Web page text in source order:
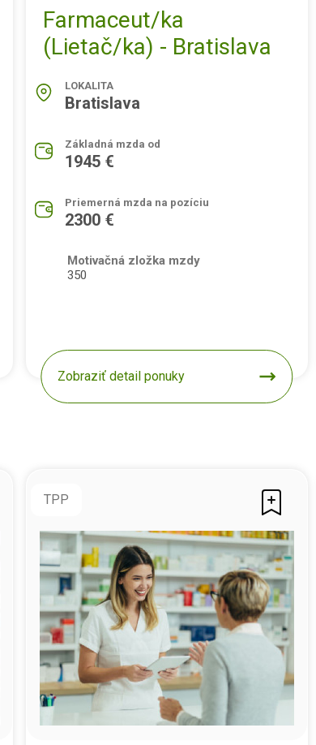
Farmaceut/ka
(Lietač/ka) - Bratislava
LOKALITA
Bratislava
Základná mzda od
1945 €
Priemerná mzda na pozíciu
2300 €
Motivačná zložka mzdy
350
Zobraziť detail ponuky
TPP